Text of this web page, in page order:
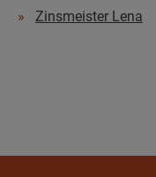
Zinsmeister Lena